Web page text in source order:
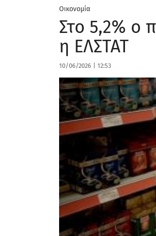
Οικονομία
Στο 5,2% ο
η ΕΛΣΤΑΤ
10/06/2026 12:53